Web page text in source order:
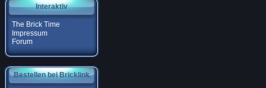
Interaktiv
The Brick Time
Impressum
Forum
Bestellen bei Bricklink